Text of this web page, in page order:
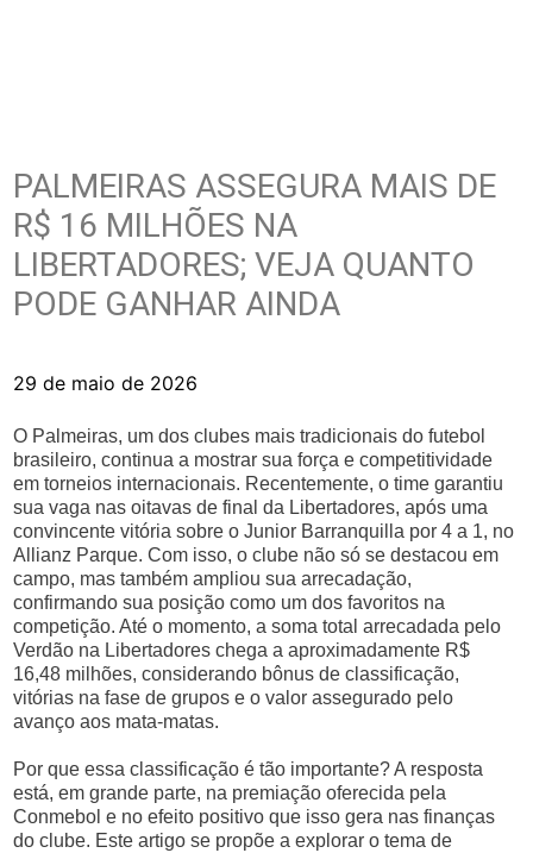
PALMEIRAS ASSEGURA MAIS DE
R$ 16 MILHÕES NA
LIBERTADORES; VEJA QUANTO
PODE GANHAR AINDA
29 de maio de 2026
O Palmeiras, um dos clubes mais tradicionais do futebol
brasileiro, continua a mostrar sua força e competitividade
em torneios internacionais. Recentemente, o time garantiu
sua vaga nas oitavas de final da Libertadores, após uma
convincente vitória sobre o Junior Barranquilla por 4 a 1, no
Allianz Parque. Com isso, o clube não só se destacou em
campo, mas também ampliou sua arrecadação,
confirmando sua posição como um dos favoritos na
competição. Até o momento, a soma total arrecadada pelo
Verdão na Libertadores chega a aproximadamente R$
16,48 milhões, considerando bônus de classificação,
vitórias na fase de grupos e o valor assegurado pelo
avanço aos mata-matas.
Por que essa classificação é tão importante? A resposta
está, em grande parte, na premiação oferecida pela
Conmebol e no efeito positivo que isso gera nas finanças
do clube. Este artigo se propõe a explorar o tema de